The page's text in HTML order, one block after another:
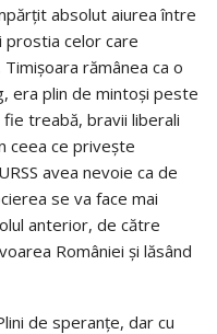
absolut aiurea între
prostia celor care
rămânea ca o
era plin de mintoși peste
treabă, bravii liberali
ceea ce privește
avea nevoie ca de
se va face mai
anterior, de către
României și lăsând
de speranțe, dar cu